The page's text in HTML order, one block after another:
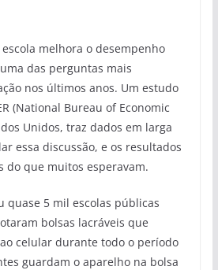
melhora o desempenho
das perguntas mais
nos últimos anos. Um estudo
(National Bureau of Economic
Unidos, traz dados em larga
essa discussão, e os resultados
do que muitos esperavam.
quase 5 mil escolas públicas
bolsas lacráveis que
celular durante todo o período
guardam o aparelho na bolsa